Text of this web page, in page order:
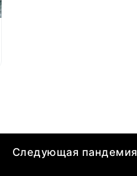
Следующая пандемия